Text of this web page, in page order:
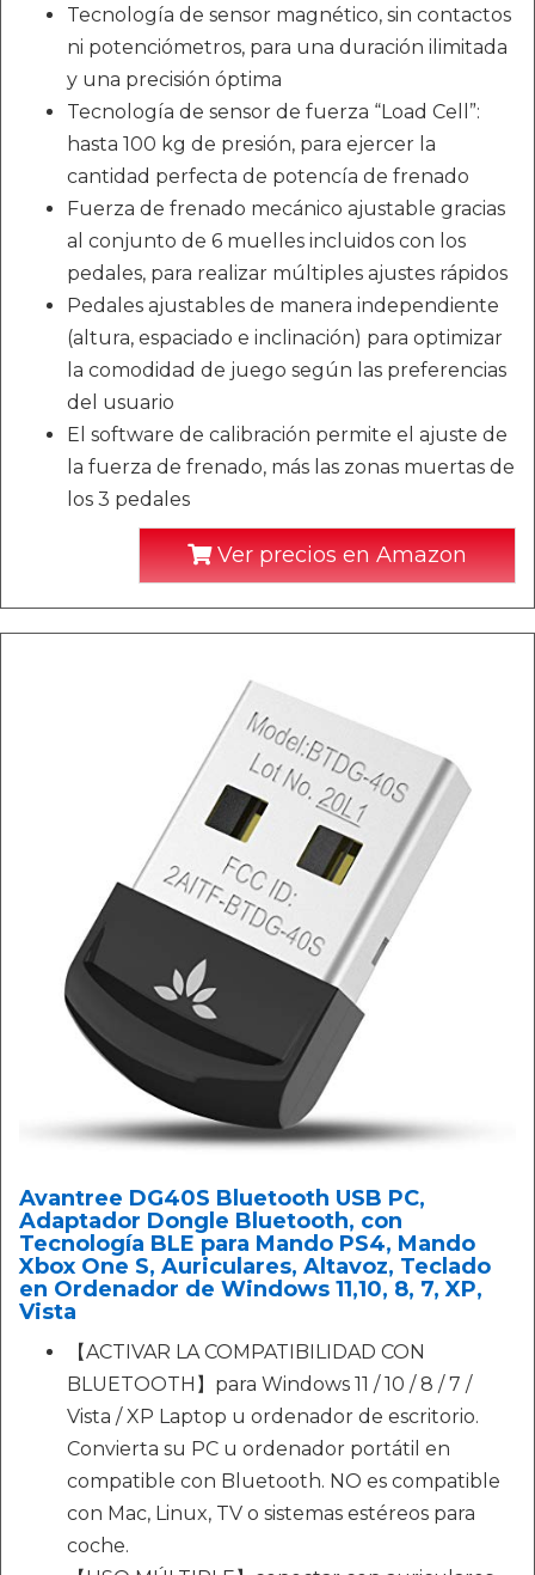
Tecnología de sensor magnético, sin contactos
ni potenciómetros, para una duración ilimitada
y una precisión óptima
Tecnología de sensor de fuerza “Load Cell”:
hasta 100 kg de presión, para ejercer la
cantidad perfecta de potencía de frenado
Fuerza de frenado mecánico ajustable gracias
al conjunto de 6 muelles incluidos con los
pedales, para realizar múltiples ajustes rápidos
Pedales ajustables de manera independiente
(altura, espaciado e inclinación) para optimizar
la comodidad de juego según las preferencias
del usuario
El software de calibración permite el ajuste de
la fuerza de frenado, más las zonas muertas de
los 3 pedales
Ver precios en Amazon
Avantree DG40S Bluetooth USB PC,
Adaptador Dongle Bluetooth, con
Tecnología BLE para Mando PS4, Mando
Xbox One S, Auriculares, Altavoz, Teclado
en Ordenador de Windows 11,10, 8, 7, XP,
Vista
【ACTIVAR LA COMPATIBILIDAD CON
BLUETOOTH】para Windows 11 / 10 / 8 / 7 /
Vista / XP Laptop u ordenador de escritorio.
Convierta su PC u ordenador portátil en
compatible con Bluetooth. NO es compatible
con Mac, Linux, TV o sistemas estéreos para
coche.